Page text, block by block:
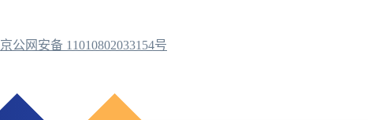
京公网安备 11010802033154号